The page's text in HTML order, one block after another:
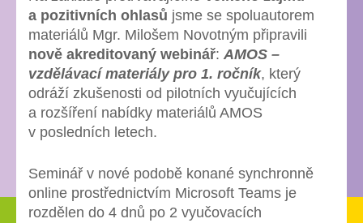
a pozitivních ohlasů jsme se spoluautorem
materiálů Mgr. Milošem Novotným připravili
nově akreditovaný webinář: AMOS –
vzdělávací materiály pro 1. ročník, který
odráží zkušenosti od pilotních vyučujících
a rozšíření nabídky materiálů AMOS
v posledních letech.
Seminář v nové podobě konané synchronně
online prostřednictvím Microsoft Teams je
rozdělen do 4 dnů po 2 vyučovacích